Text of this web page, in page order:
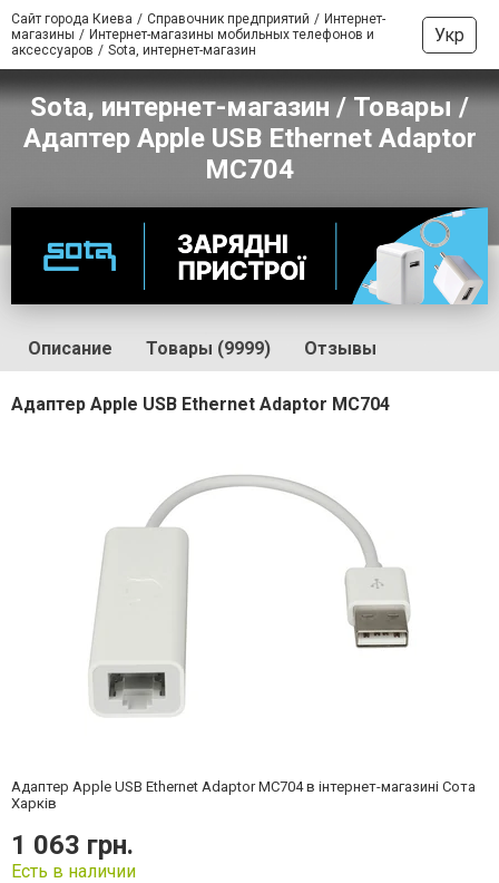
Сайт города Киева Справочник предприятий
Интернет-
магазины
Интернет-магазины мобильных телефонов и
аксессуаров
Sota, интернет-магазин
Укр
Sota, интернет-магазин / Товары /
Адаптер Apple USB Ethernet Adaptor
MC704
Описание Товары (9999) Отзывы
Адаптер Apple USB Ethernet Adaptor MC704
Адаптер Apple USB Ethernet Adaptor MC704 в інтернет-магазині Сота
Харків
1 063 грн.
Есть в наличии